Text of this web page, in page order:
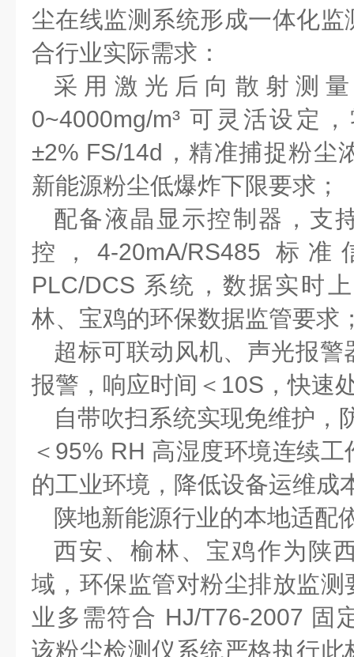
尘在线监测系统形成一体化
合行业实际需求：
采用激光后向散射测
0~4000mg/m³ 可灵活设定
±2% FS/14d ，精准捕捉粉尘
新能源粉尘低爆炸下限要求；
配备液晶显示控制器，支
控， 4-20mA/RS485标准
PLC/DCS 系统，数据实时
林、宝鸡的环保数据监管要求
超标可联动风机、声光报
报警，响应时间＜ 10S ，快速
自带吹扫系统实现免维护，
＜ 95% RH 高湿度环境连续工
的工业环境，降低设备运维成
陕地新能源行业的本地适配
西安、榆林、宝鸡作为陕
域，环保监管对粉尘排放监
业多需符合 HJ/T76-2007 固
该粉尘检测仪系统严格执行